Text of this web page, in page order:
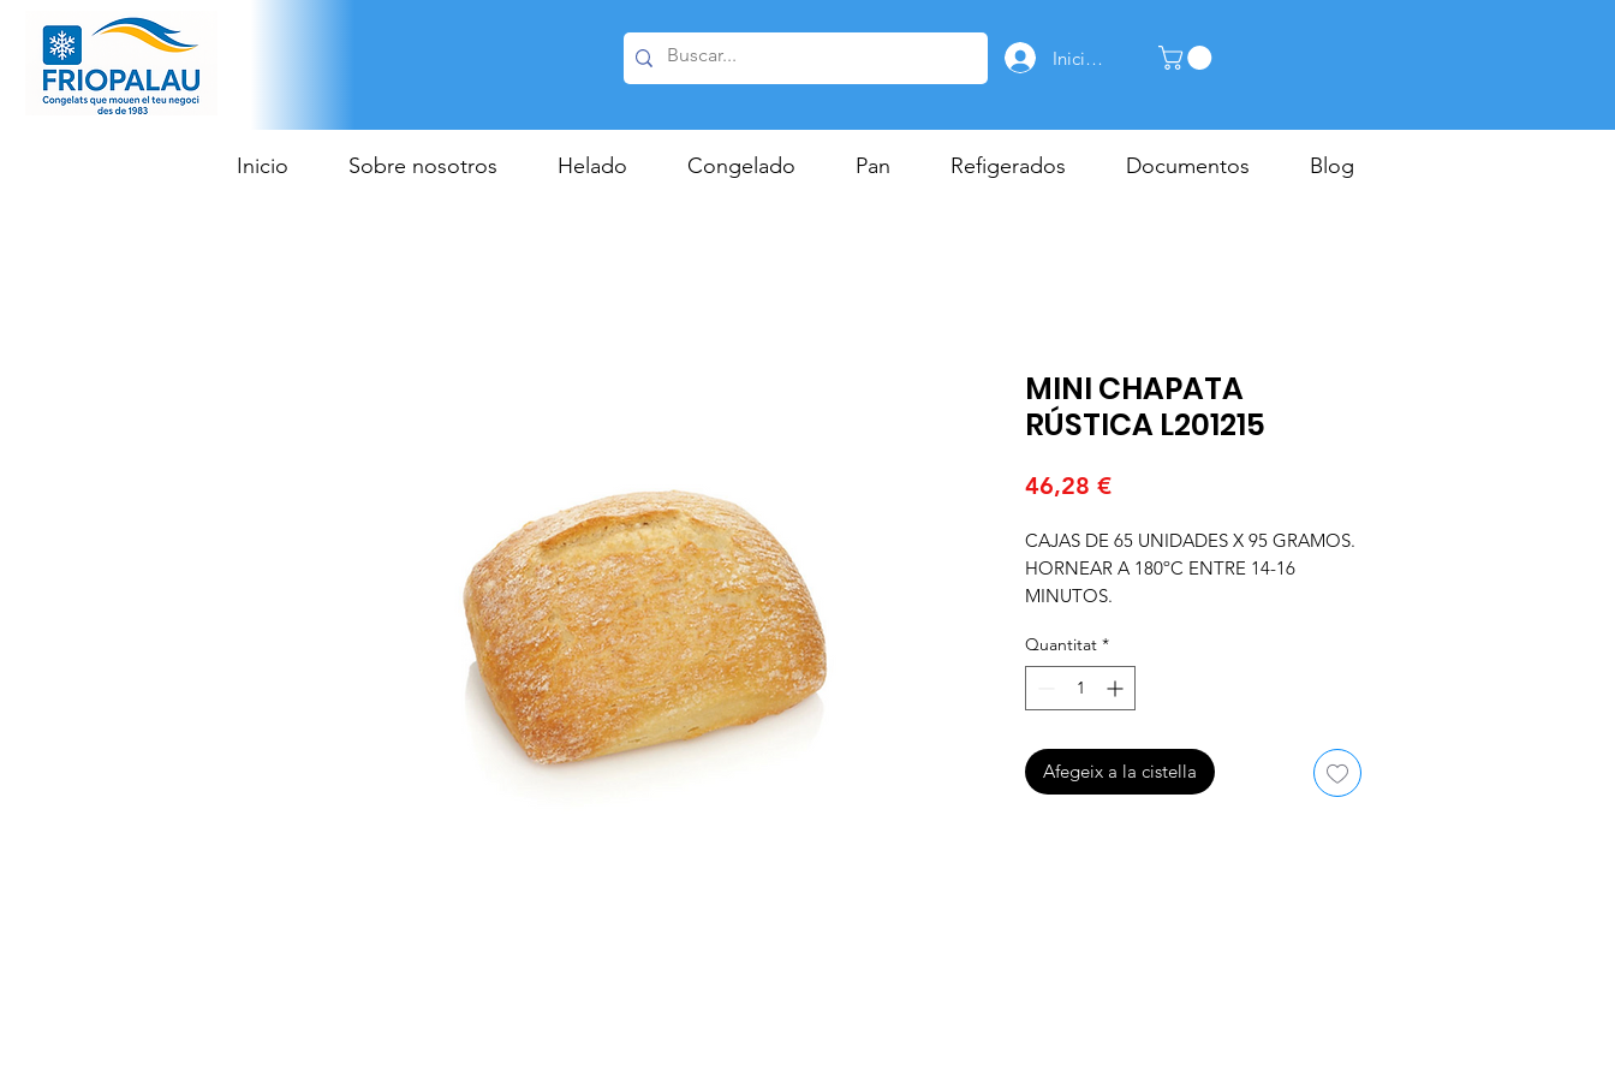
Inicia la sessió
Inicio Sobre nosotros Helado Congelado Pan Refigerados Documentos Blog
MINI CHAPATA
RÚSTICA L201215
46,28 €Price
CAJAS DE 65 UNIDADES X 95 GRAMOS.
HORNEAR A 180ºC ENTRE 14-16
MINUTOS.
Quantitat *
Afegeix a la cistella